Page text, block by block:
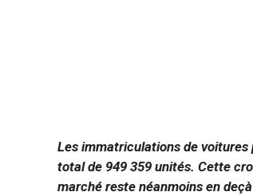
Les immatriculations de voitures
total de 949 359 unités. Cette
marché reste néanmoins en